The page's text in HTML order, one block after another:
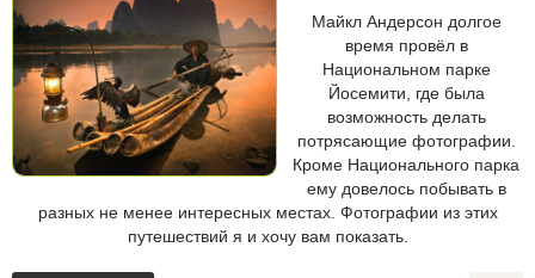
Майкл Андерсон долгое
время провёл в
Национальном парке
Йосемити, где была
возможность делать
потрясающие фотографии.
Кроме Национального парка
ему довелось побывать в
разных не менее интересных местах. Фотографии из этих
путешествий я и хочу вам показать.